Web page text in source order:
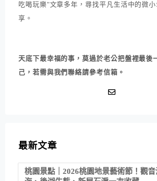
吃喝玩樂"文章多年，尋找平凡生活中的微
享。
天底下最幸福的事，莫過於老公把盤裡最後
己，若需與我們聯絡請參考信箱。
最新文章
桃園景點｜2026桃園地景藝術節！觀音